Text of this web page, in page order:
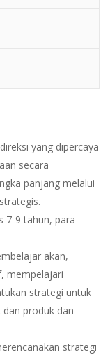
yang dipercaya
secara
panjang melalui
7-9 tahun, para
akan,
mempelajari
strategi untuk
produk dan
strategi